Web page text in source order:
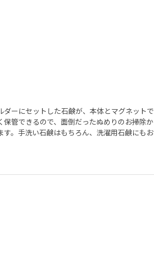
ーにセットした石鹸が、本体とマグネットで
管できるので、面倒だったぬめりのお掃除か
。手洗い石鹸はもちろん、洗濯用石鹸にもお